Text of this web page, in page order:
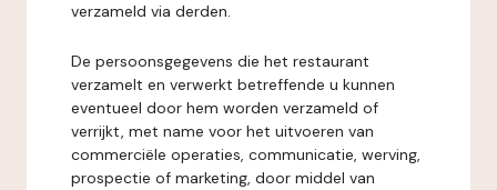
verzameld via derden.
De persoonsgegevens die het restaurant
verzamelt en verwerkt betreffende u kunnen
eventueel door hem worden verzameld of
verrijkt, met name voor het uitvoeren van
commerciële operaties, communicatie, werving,
prospectie of marketing, door middel van